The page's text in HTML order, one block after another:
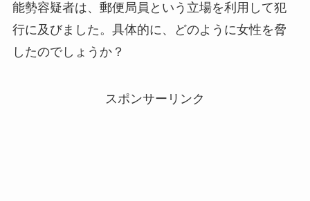
能勢容疑者は、郵便局員という立場を利用して犯
行に及びました。具体的に、どのように女性を脅
したのでしょうか？
スポンサーリンク